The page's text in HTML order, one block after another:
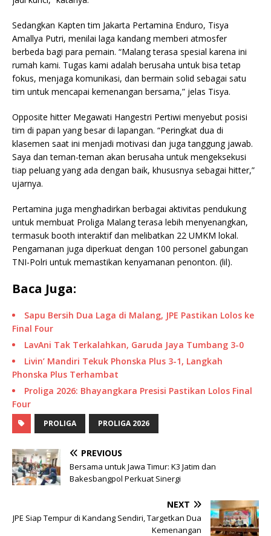
Sedangkan Kapten tim Jakarta Pertamina Enduro, Tisya
Amallya Putri, menilai laga kandang memberi atmosfer
berbeda bagi para pemain. “Malang terasa spesial karena ini
rumah kami. Tugas kami adalah berusaha untuk bisa tetap
fokus, menjaga komunikasi, dan bermain solid sebagai satu
tim untuk mencapai kemenangan bersama,” jelas Tisya.
Opposite hitter Megawati Hangestri Pertiwi menyebut posisi
tim di papan yang besar di lapangan. “Peringkat dua di
klasemen saat ini menjadi motivasi dan juga tanggung jawab.
Saya dan teman-teman akan berusaha untuk mengeksekusi
tiap peluang yang ada dengan baik, khususnya sebagai hitter,”
ujarnya.
Pertamina juga menghadirkan berbagai aktivitas pendukung
untuk membuat Proliga Malang terasa lebih menyenangkan,
termasuk booth interaktif dan melibatkan 22 UMKM lokal.
Pengamanan juga diperkuat dengan 100 personel gabungan
TNI-Polri untuk memastikan kenyamanan penonton. (lil).
Baca Juga:
Sapu Bersih Dua Laga di Malang, JPE Pastikan Lolos ke
Final Four
LavAni Tak Terkalahkan, Garuda Jaya Tumbang 3-0
Livin’ Mandiri Tekuk Phonska Plus 3-1, Langkah
Phonska Plus Terhambat
Proliga 2026: Bhayangkara Presisi Pastikan Lolos Final
Four
PROLIGA PROLIGA 2026
PREVIOUS
Bersama untuk Jawa Timur: K3 Jatim dan
Bakesbangpol Perkuat Sinergi
NEXT
JPE Siap Tempur di Kandang Sendiri, Targetkan Dua
Kemenangan